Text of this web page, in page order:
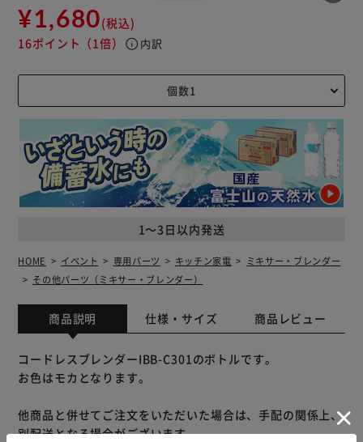
¥1,680(税込)
16ポイント （1倍） info 内訳
1～3日以内発送
HOME イベント 専用パーツ キッチン家電
ミキサー・ブレンダー
その他パーツ（ミキサー・ブレンダー）
商品説明 仕様・サイズ 商品レビュー
コードレスブレンダーIBB-C301のボトルです。
お色はモカとなります。
他商品と併せてご注文をいただいた場合は、手配の関係上、
別配送となる場合がございます。